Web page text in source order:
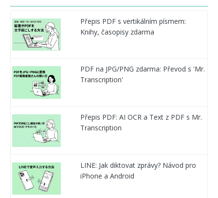
Přepis PDF s vertikálním písmem:
Knihy, časopisy zdarma
PDF na JPG/PNG zdarma: Převod s 'Mr.
Transcription'
Přepis PDF: AI OCR a Text z PDF s Mr.
Transcription
LINE: Jak diktovat zprávy? Návod pro
iPhone a Android